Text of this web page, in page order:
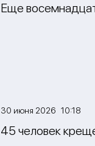
Еще
30 июня 2026 10:18
45 человек